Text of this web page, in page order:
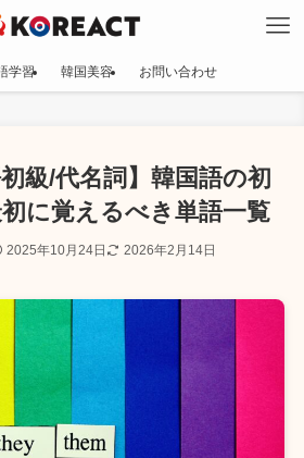
学習 韓国美容 お問い合わせ
初級/代名詞】韓国語の初
に覚えるべき単語一覧
2025年10月24日 2026年2月14日